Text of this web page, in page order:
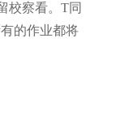
校察看。T同
的作业都将